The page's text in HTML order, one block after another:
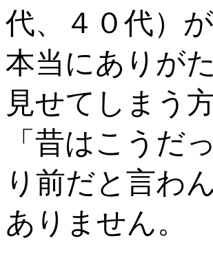
代、４０代）
本当にありが
見せてしまう
「昔はこうだ
り前だと言わ
ありません。